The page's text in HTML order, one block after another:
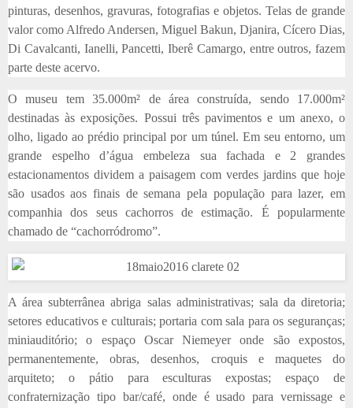
pinturas, desenhos, gravuras, fotografias e objetos. Telas de grande
valor como Alfredo Andersen, Miguel Bakun, Djanira, Cícero Dias,
Di Cavalcanti, Ianelli, Pancetti, Iberê Camargo, entre outros, fazem
parte deste acervo.
O museu tem 35.000m² de área construída, sendo 17.000m²
destinadas às exposições. Possui três pavimentos e um anexo, o
olho, ligado ao prédio principal por um túnel. Em seu entorno, um
grande espelho d’água embeleza sua fachada e 2 grandes
estacionamentos dividem a paisagem com verdes jardins que hoje
são usados aos finais de semana pela população para lazer, em
companhia dos seus cachorros de estimação. É popularmente
chamado de “cachorródromo”.
A área subterrânea abriga salas administrativas; sala da diretoria;
setores educativos e culturais; portaria com sala para os seguranças;
miniauditório; o espaço Oscar Niemeyer onde são expostos,
permanentemente, obras, desenhos, croquis e maquetes do
arquiteto; o pátio para esculturas expostas; espaço de
confraternização tipo bar/café, onde é usado para vernissage e